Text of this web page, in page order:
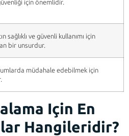
için önemlidir.
sağlıklı ve güvenli kullanımı için
bir unsurdur.
müdahale edebilmek için
Için En
Hangileridir?